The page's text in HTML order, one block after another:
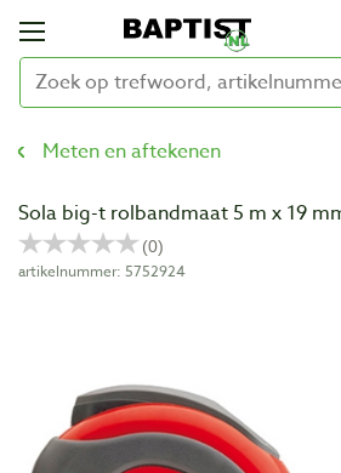
Meten en aftekenen
Sola big-t rolbandmaat 5 m x 19
artikelnummer: 5752924